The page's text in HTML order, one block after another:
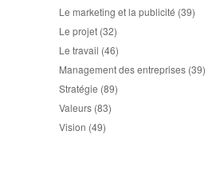
Le marketing et la publicité (39)
Le projet (32)
Le travail (46)
Management des entreprises (39)
Stratégie (89)
Valeurs (83)
Vision (49)